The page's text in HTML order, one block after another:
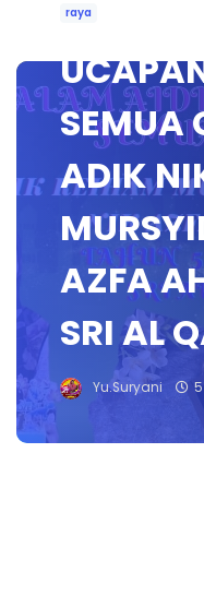
raya
SEMUA
ADIK
AZFA
SRI AL
Yu.Suryani